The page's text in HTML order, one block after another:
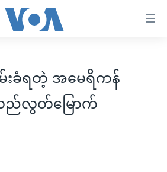
မ်းခံရတဲ့ အမေရိကန်
လည်လွတ်မြောက်